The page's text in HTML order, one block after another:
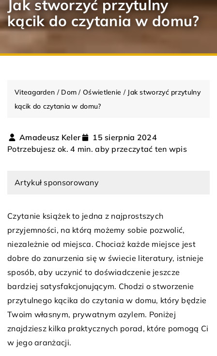
Jak stworzyć przytulny
kącik do czytania w domu?
Viteagarden / Dom /Oświetlenie / Jak stworzyć przytulny
kącik do czytania w domu?
Amadeusz Keler
15 sierpnia 2024
Potrzebujesz ok. 4 min. aby przeczytać ten wpis
Artykuł sponsorowany
Czytanie książek to jedna z najprostszych
przyjemności, na którą możemy sobie pozwolić,
niezależnie od miejsca. Chociaż każde miejsce jest
dobre do zanurzenia się w świecie literatury, istnieje
sposób, aby uczynić to doświadczenie jeszcze
bardziej satysfakcjonującym. Chodzi o stworzenie
przytulnego kącika do czytania w domu, który będzie
Twoim własnym, prywatnym azylem. Poniżej
znajdziesz kilka praktycznych porad, które pomogą Ci
w jego aranżacji.